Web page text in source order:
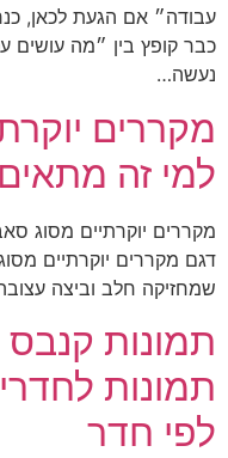
עבודה״ אם הגעת לכאן,
כבר קופץ בין ״מה עושים
נעשה…
מקררים
למי זה
מקררים יוקרתיים מסוג
דגם מקררים יוקרתיים
שמחזיקה חלב וביצה
תמונות קנבס
תמונות
לפי חדר